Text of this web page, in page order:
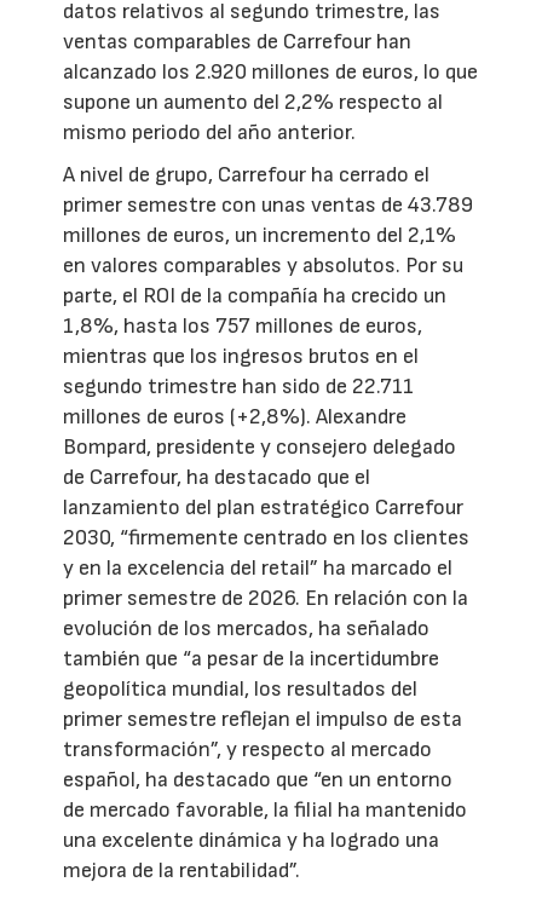
datos relativos al segundo trimestre, las
ventas comparables de Carrefour han
alcanzado los 2.920 millones de euros, lo que
supone un aumento del 2,2% respecto al
mismo periodo del año anterior.
A nivel de grupo, Carrefour ha cerrado el
primer semestre con unas ventas de 43.789
millones de euros, un incremento del 2,1%
en valores comparables y absolutos. Por su
parte, el ROI de la compañía ha crecido un
1,8%, hasta los 757 millones de euros,
mientras que los ingresos brutos en el
segundo trimestre han sido de 22.711
millones de euros (+2,8%). Alexandre
Bompard, presidente y consejero delegado
de Carrefour, ha destacado que el
lanzamiento del plan estratégico Carrefour
2030, “firmemente centrado en los clientes
y en la excelencia del retail” ha marcado el
primer semestre de 2026. En relación con la
evolución de los mercados, ha señalado
también que “a pesar de la incertidumbre
geopolítica mundial, los resultados del
primer semestre reflejan el impulso de esta
transformación”, y respecto al mercado
español, ha destacado que “en un entorno
de mercado favorable, la filial ha mantenido
una excelente dinámica y ha logrado una
mejora de la rentabilidad”.